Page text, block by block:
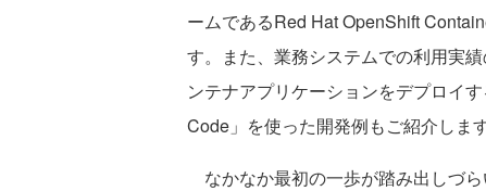
ームであるRed Hat OpenShift
す。また、業務システムでの利用実
ンテナアプリケーションをデプロイ
Code」を使った開発例もご紹介します
なかなか最初の一歩が踏み出しづ